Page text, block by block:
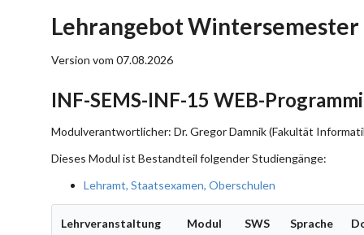
Lehrangebot Wintersemester
Version vom 07.08.2026
INF-SEMS-INF-15 WEB-
Modulverantwortlicher: Dr. Gregor Damnik (Fakultät
Dieses Modul ist Bestandteil folgender Studiengänge:
Lehramt, Staatsexamen, Oberschulen
Lehrveranstaltung Modul SWS Sprache